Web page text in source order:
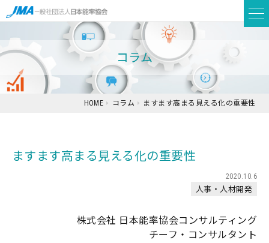
コラム
HOME コラム ますます高まる見える化の重要性
ますます高まる見える化の重要性
2020.10.6
人事・人材開発
株式会社 日本能率協会コンサルティング
チーフ・コンサルタント